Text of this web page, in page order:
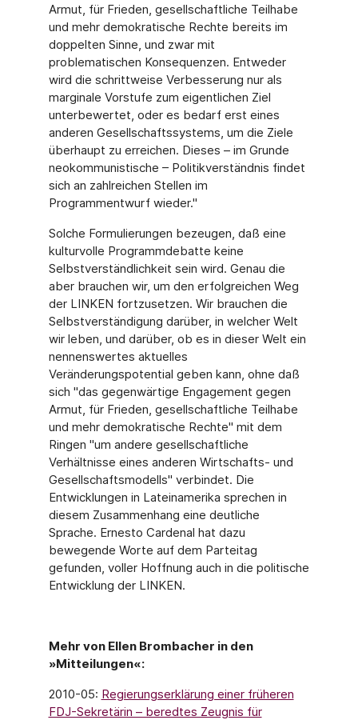
Armut, für Frieden, gesellschaftliche Teilhabe
und mehr demokratische Rechte bereits im
doppelten Sinne, und zwar mit
problematischen Konsequenzen. Entweder
wird die schrittweise Verbesserung nur als
marginale Vorstufe zum eigentlichen Ziel
unterbewertet, oder es bedarf erst eines
anderen Gesellschaftssystems, um die Ziele
überhaupt zu erreichen. Dieses – im Grunde
neokommunistische – Politikverständnis findet
sich an zahlreichen Stellen im
Programmentwurf wieder."
Solche Formulierungen bezeugen, daß eine
kulturvolle Programmdebatte keine
Selbstverständlichkeit sein wird. Genau die
aber brauchen wir, um den erfolgreichen Weg
der LINKEN fortzusetzen. Wir brauchen die
Selbstverständigung darüber, in welcher Welt
wir leben, und darüber, ob es in dieser Welt ein
nennenswertes aktuelles
Veränderungspotential geben kann, ohne daß
sich "das gegenwärtige Engagement gegen
Armut, für Frieden, gesellschaftliche Teilhabe
und mehr demokratische Rechte" mit dem
Ringen "um andere gesellschaftliche
Verhältnisse eines anderen Wirtschafts- und
Gesellschaftsmodells" verbindet. Die
Entwicklungen in Lateinamerika sprechen in
diesem Zusammenhang eine deutliche
Sprache. Ernesto Cardenal hat dazu
bewegende Worte auf dem Parteitag
gefunden, voller Hoffnung auch in die politische
Entwicklung der LINKEN.
Mehr von Ellen Brombacher in den
»Mitteilungen«:
2010-05: Regierungserklärung einer früheren
FDJ-Sekretärin – beredtes Zeugnis für